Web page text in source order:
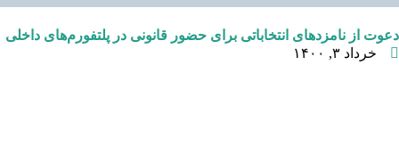
دعوت از نامزدهای انتخاباتی برای حضور قانونی در پلتفورم‌های داخلی
خرداد ۳, ۱۴۰۰